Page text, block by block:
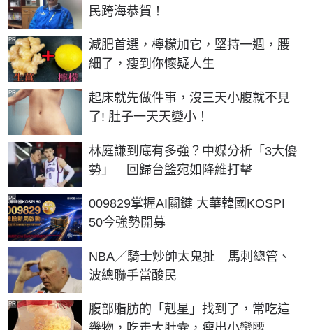
民跨海恭賀！
減肥首選，檸檬加它，堅持一週，腰
細了，瘦到你懷疑人生
PR
起床就先做件事，沒三天小腹就不見
了! 肚子一天天變小！
PR
林庭謙到底有多強？中媒分析「3大優
勢」 回歸台籃宛如降維打擊
009829掌握AI關鍵 大華韓國KOSPI
50今強勢開募
PR
NBA／騎士炒帥太鬼扯 馬刺總管、
波總聯手當酸民
腹部脂肪的「剋星」找到了，常吃這
PR